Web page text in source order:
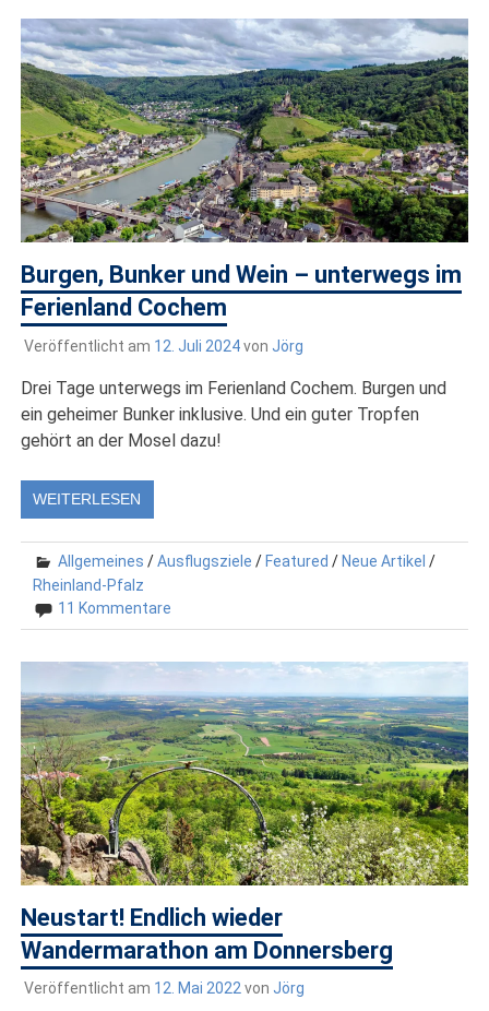
Burgen, Bunker und Wein – unterwegs im
Ferienland Cochem
Veröffentlicht am 12. Juli 2024von Jörg
Drei Tage unterwegs im Ferienland Cochem. Burgen und
ein geheimer Bunker inklusive. Und ein guter Tropfen
gehört an der Mosel dazu!
WEITERLESEN
Allgemeines /Ausflugsziele / Featured / Neue Artikel /
Rheinland-Pfalz
11 Kommentare
Neustart! Endlich wieder
Wandermarathon am Donnersberg
Veröffentlicht am 12. Mai 2022von Jörg